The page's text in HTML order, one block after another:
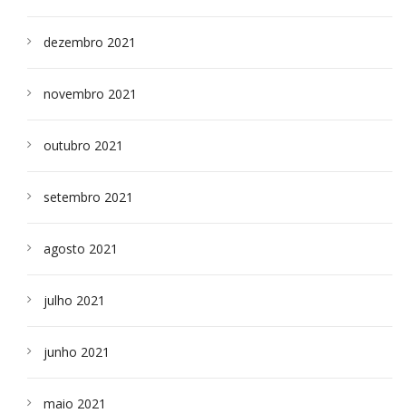
dezembro 2021
novembro 2021
outubro 2021
setembro 2021
agosto 2021
julho 2021
junho 2021
maio 2021